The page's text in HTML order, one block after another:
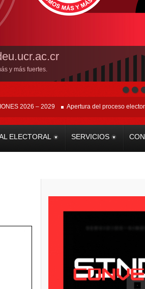
y más fuertes.
– 2029 Apertura del proceso electoral y de
ELECTORAL SERVICIOS